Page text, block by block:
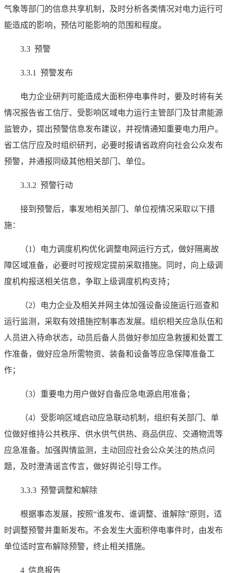
气象等部门的信息共享机制，及时分析各类情况对电力运行可
能造成的影响，预估可能影响的范围和程度。
3.3 预警
3.3.1 预警发布
电力企业研判可能造成大面积停电事件时，要及时将有关
情况报告省工信厅、受影响区域电力运行主管部门及甘肃能源
监管办，提出预警信息发布建议，并视情通知重要电力用户。
省工信厅应及时组织研判，必要时报请省政府向社会公众发布
预警，并通报同级其他相关部门、单位。
3.3.2 预警行动
接到预警后，事发地相关部门、单位视情况采取以下措
施：
（1）电力调度机构优化调整电网运行方式，做好隔离故
障区域准备，必要时可按规定提前采取措施。同时，向上级调
度机构报送相关信息，争取上级调度机构支持；
（2）电力企业及相关并网主体加强设备设施运行巡查和
运行监测，采取有效措施控制事态发展。组织相关应急队伍和
人员进入待命状态，动员后备人员做好参加应急救援和处置工
作准备，做好应急所需物资、装备和设备等应急保障准备工
作；
（3）重要电力用户做好自备应急电源启用准备；
（4）受影响区域启动应急联动机制，组织有关部门、单
位做好维持公共秩序、供水供气供热、商品供应、交通物流等
应急准备。加强舆情监测，主动回应社会公众关注的热点问
题，及时澄清谣言传言，做好舆论引导工作。
3.3.3 预警调整和解除
根据事态发展，按照“谁发布、谁调整、谁解除”原则，适
时调整预警并重新发布。不会发生大面积停电事件时，由发布
单位适时宣布解除预警，终止相关措施。
4 信息报告